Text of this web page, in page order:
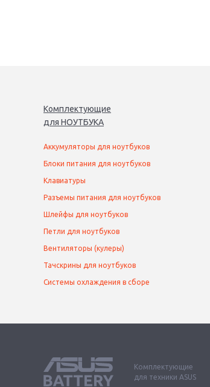
Комплектующие
для НОУТБУКА
Аккумуляторы для ноутбуков
Блоки питания для ноутбуков
Клавиатуры
Разъемы питания для ноутбуков
Шлейфы для ноутбуков
Петли для ноутбуков
Вентиляторы (кулеры)
Тачскрины для ноутбуков
Системы охлаждения в сборе
Комплектующие
для техники ASUS